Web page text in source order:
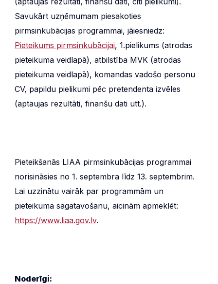
Savukārt uzņēmumam piesakoties
pirmsinkubācijas programmai, jāiesniedz:
Pieteikums pirmsinkubācijai, 1.pielikums (atrodas
pieteikuma veidlapā), atbilstība MVK (atrodas
pieteikuma veidlapā), komandas vadošo personu
CV, papildu pielikumi pēc pretendenta izvēles
(aptaujas rezultāti, finanšu dati utt.).
Pieteikšanās LIAA pirmsinkubācijas programmai
norisināsies no 1. septembra līdz 13. septembrim.
Lai uzzinātu vairāk par programmām un
pieteikuma sagatavošanu, aicinām apmeklēt:
https://www.liaa.gov.lv.
Noderīgi: